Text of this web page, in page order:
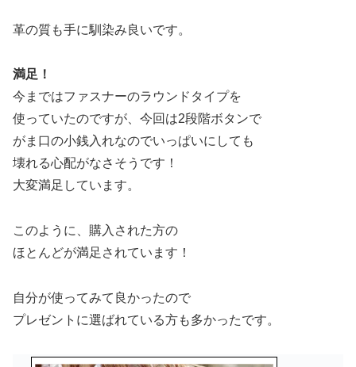
革の質も手に馴染み良いです。
満足！
今まではファスナーのラウンドタイプを
使っていたのですが、今回は2段階ボタンで
がま口の小銭入れなのでいっぱいにしても
壊れる心配がなさそうです！
大変満足しています。
このように、購入された方の
ほとんどが満足されています！
自分が使ってみて良かったので
プレゼントに選ばれている方も多かったです。